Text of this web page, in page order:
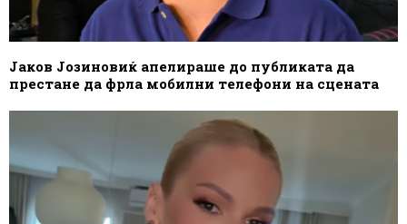
Јаков Јозиновиќ апелираше до публиката да
престане да фрла мобилни телефони на сцената